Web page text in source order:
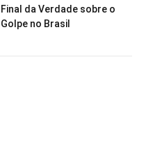
Final da Verdade sobre o
Golpe no Brasil